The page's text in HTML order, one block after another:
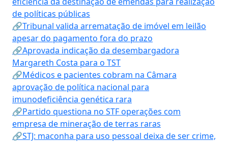
de políticas públicas
🔗Tribunal valida arrematação de imóvel em leilão
apesar do pagamento fora do prazo
🔗Aprovada indicação da desembargadora
Margareth Costa para o TST
🔗Médicos e pacientes cobram na Câmara
aprovação de política nacional para
imunodeficiência genética rara
🔗Partido questiona no STF operações com
empresa de mineração de terras raras
🔗STJ: maconha para uso pessoal deixa de ser crime,